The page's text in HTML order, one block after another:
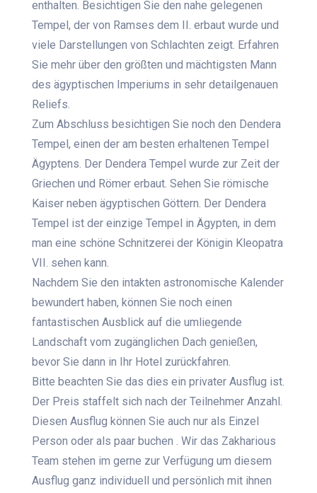
enthalten. Besichtigen Sie den nahe gelegenen
Tempel, der von Ramses dem II. erbaut wurde und
viele Darstellungen von Schlachten zeigt. Erfahren
Sie mehr über den größten und mächtigsten Mann
des ägyptischen Imperiums in sehr detailgenauen
Reliefs.
Zum Abschluss besichtigen Sie noch den Dendera
Tempel, einen der am besten erhaltenen Tempel
Ägyptens. Der Dendera Tempel wurde zur Zeit der
Griechen und Römer erbaut. Sehen Sie römische
Kaiser neben ägyptischen Göttern. Der Dendera
Tempel ist der einzige Tempel in Ägypten, in dem
man eine schöne Schnitzerei der Königin Kleopatra
VII. sehen kann.
Nachdem Sie den intakten astronomische Kalender
bewundert haben, können Sie noch einen
fantastischen Ausblick auf die umliegende
Landschaft vom zugänglichen Dach genießen,
bevor Sie dann in Ihr Hotel zurückfahren.
Bitte beachten Sie das dies ein privater Ausflug ist.
Der Preis staffelt sich nach der Teilnehmer Anzahl.
Diesen Ausflug können Sie auch nur als Einzel
Person oder als paar buchen . Wir das Zakharious
Team stehen im gerne zur Verfügung um diesem
Ausflug ganz individuell und persönlich mit ihnen